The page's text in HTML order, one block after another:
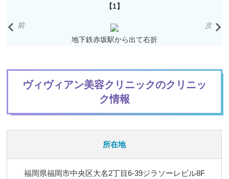
【1】
地下鉄赤坂駅から出て右折
ヴィヴィアン美容クリニックのクリニッ
ク情報
所在地
福岡県福岡市中央区大名2丁目6-39ジラソーレビル8F